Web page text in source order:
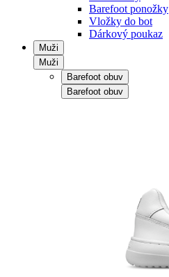
Barefoot ponožky
Vložky do bot
Dárkový poukaz
Muži
Muži
Barefoot obuv
Barefoot obuv